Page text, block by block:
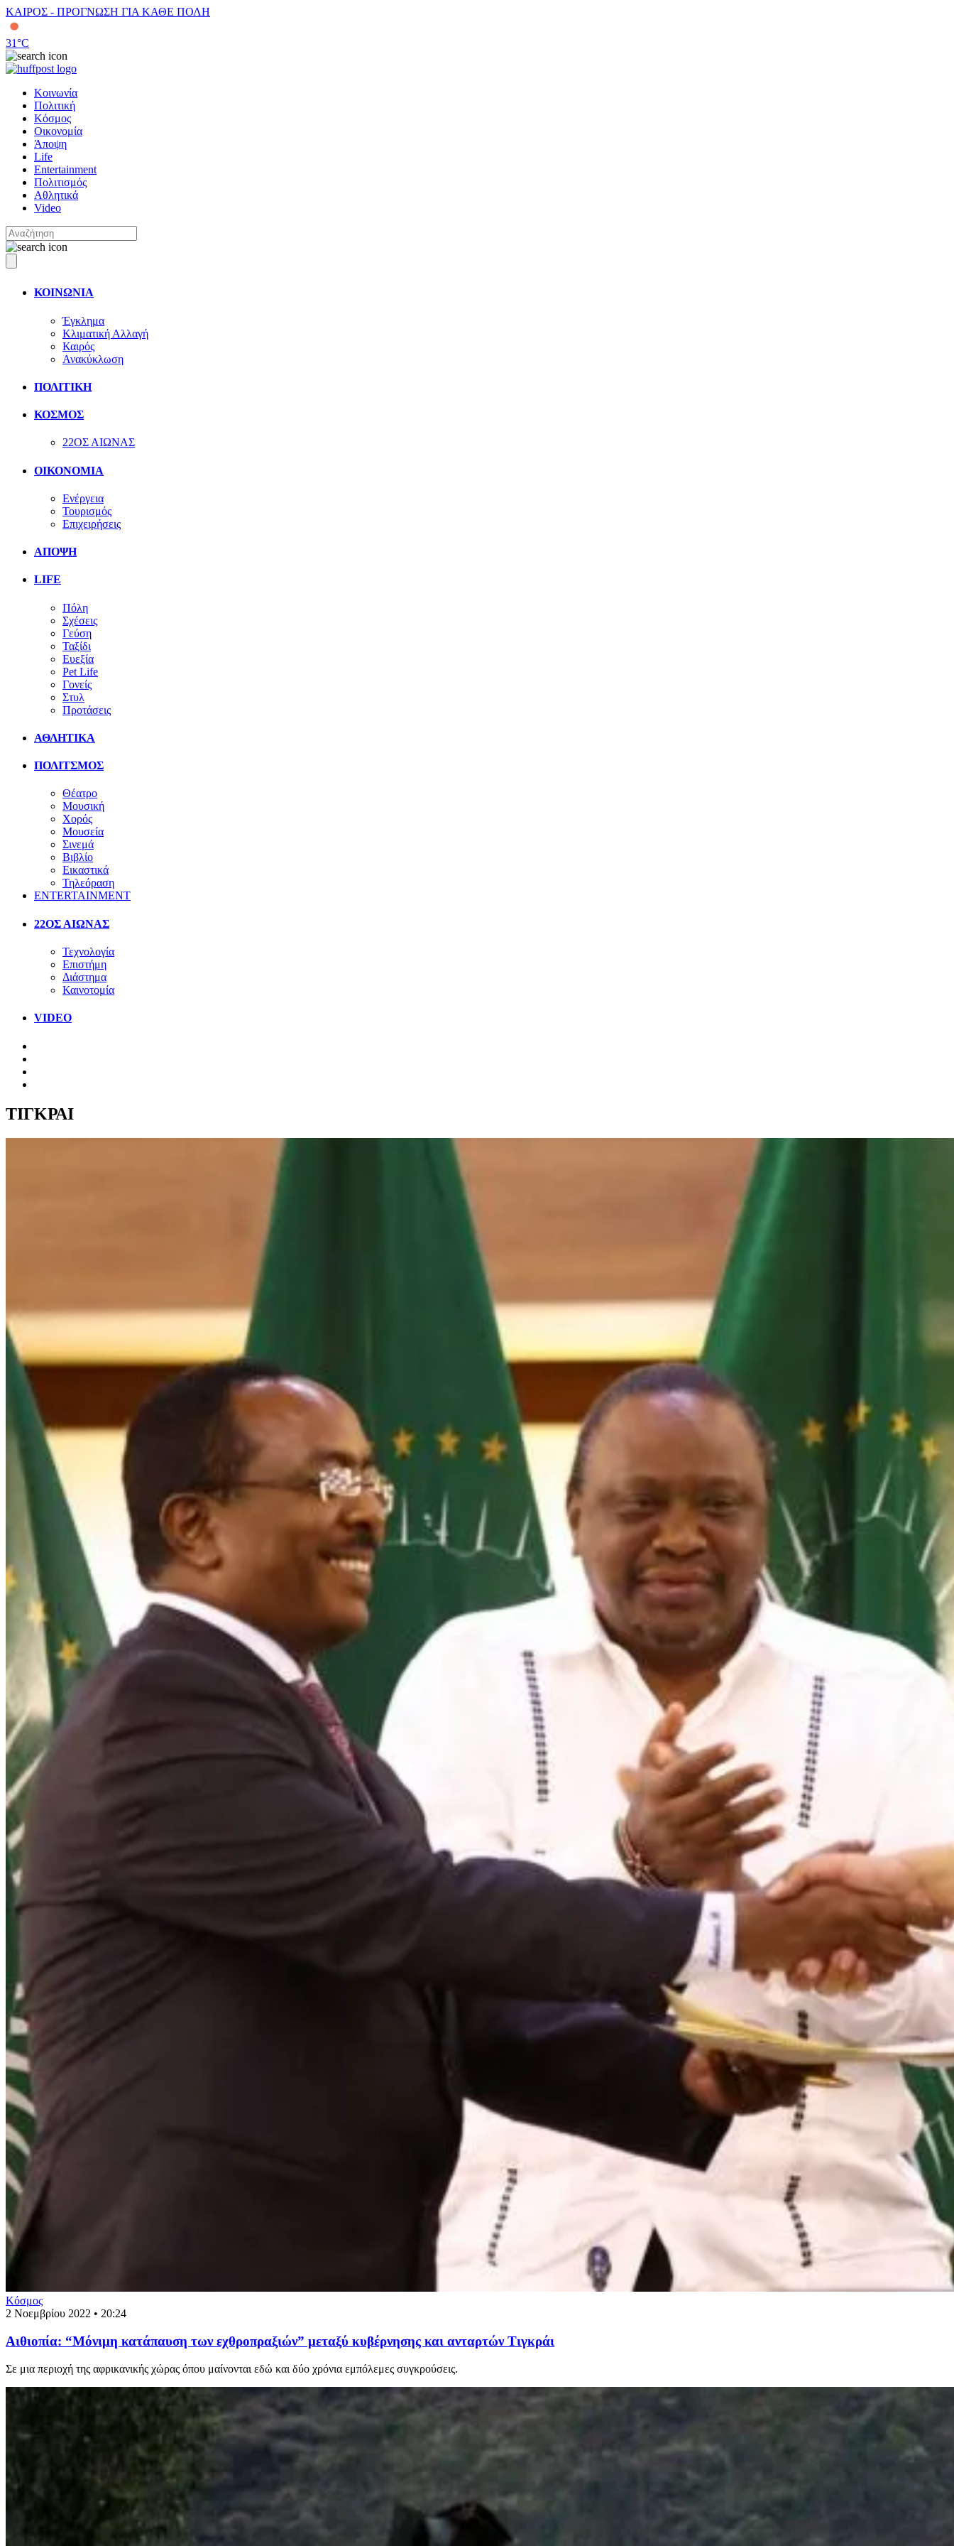
ΚΑΙΡΟΣ - ΠΡΟΓΝΩΣΗ ΓΙΑ ΚΑΘΕ ΠΟΛΗ
31°C
Κοινωνία
Πολιτική
Κόσμος
Οικονομία
Άποψη
Life
Entertainment
Πολιτισμός
Αθλητικά
Video
ΚΟΙΝΩΝΙΑ
Έγκλημα
Κλιματική Αλλαγή
Καιρός
Ανακύκλωση
ΠΟΛΙΤΙΚΗ
ΚΟΣΜΟΣ
22ΟΣ ΑΙΩΝΑΣ
ΟΙΚΟΝΟΜΙΑ
Ενέργεια
Τουρισμός
Επιχειρήσεις
ΑΠΟΨΗ
LIFE
Πόλη
Σχέσεις
Γεύση
Ταξίδι
Ευεξία
Pet Life
Γονείς
Στυλ
Προτάσεις
ΑΘΛΗΤΙΚΑ
ΠΟΛΙΤΣΜΟΣ
Θέατρο
Μουσική
Χορός
Μουσεία
Σινεμά
Βιβλίο
Εικαστικά
Τηλεόραση
ENTERTAINMENT
22ΟΣ ΑΙΩΝΑΣ
Τεχνολογία
Επιστήμη
Διάστημα
Καινοτομία
VIDEO
ΤΙΓΚΡΑΙ
Κόσμος
2 Νοεμβρίου 2022 • 20:24
Αιθιοπία: “Μόνιμη κατάπαυση των εχθροπραξιών” μεταξύ κυβέρνησης και ανταρτών Τιγκράι
Σε μια περιοχή της αφρικανικής χώρας όπου μαίνονται εδώ και δύο χρόνια εμπόλεμες συγκρούσεις.